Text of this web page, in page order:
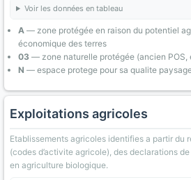
Voir les données en tableau
A — zone protégée en raison du potentiel
économique des terres
03 — zone naturelle protégée (ancien POS,
N — espace protege pour sa qualite
Exploitations agricoles
Etablissements agricoles identifies a partir du
(codes d’activite agricole), des declarations
en agriculture biologique.